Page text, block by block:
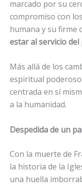
marcado por su
compromiso con
humana y su firme
estar al servicio
Más allá de los
espiritual
centrada en sí
a la humanidad.
Despedida de un
Con la muerte de
la historia de la
una huella